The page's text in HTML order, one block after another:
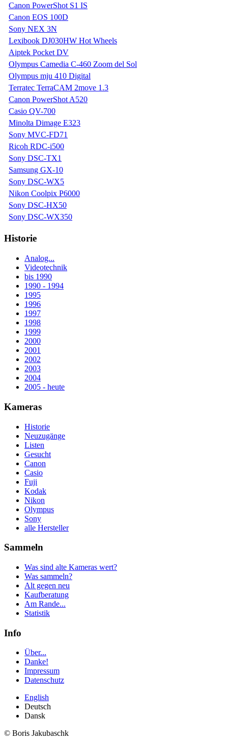
Canon PowerShot S1 IS
Canon EOS 100D
Sony NEX 3N
Lexibook DJ030HW Hot Wheels
Aiptek Pocket DV
Olympus Camedia C-460 Zoom del Sol
Olympus mju 410 Digital
Terratec TerraCAM 2move 1.3
Canon PowerShot A520
Casio QV-700
Minolta Dimage E323
Sony MVC-FD71
Ricoh RDC-i500
Sony DSC-TX1
Samsung GX-10
Sony DSC-WX5
Nikon Coolpix P6000
Sony DSC-HX50
Sony DSC-WX350
Historie
Analog...
Videotechnik
bis 1990
1990 - 1994
1995
1996
1997
1998
1999
2000
2001
2002
2003
2004
2005 - heute
Kameras
Historie
Neuzugänge
Listen
Gesucht
Canon
Casio
Fuji
Kodak
Nikon
Olympus
Sony
alle Hersteller
Sammeln
Was sind alte Kameras wert?
Was sammeln?
Alt gegen neu
Kaufberatung
Am Rande...
Statistik
Info
Über...
Danke!
Impressum
Datenschutz
English
Deutsch
Dansk
© Boris Jakubaschk